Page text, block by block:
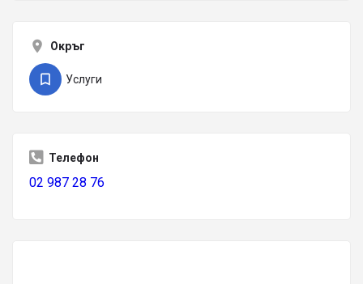
Окръг
Услуги
Телефон
02 987 28 76